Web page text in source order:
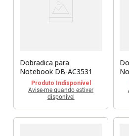
Dobradica para
Notebook DB-AC3531
Produto Indisponível
Avise-me quando estiver
disponível